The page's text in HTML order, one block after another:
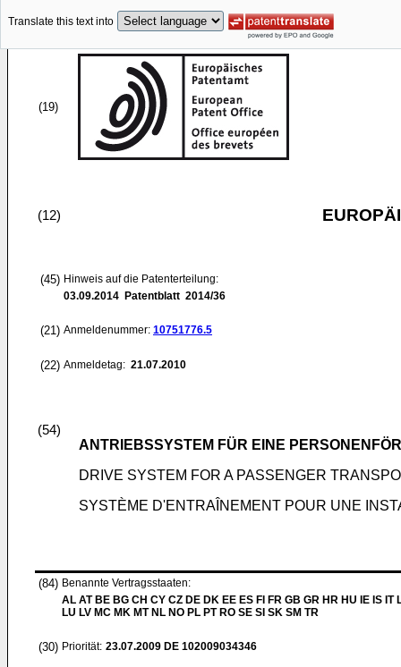
Translate this text into
(19)
(12)
(45) Hinweis auf die Patenterteilung:
03.09.2014 Patentblatt 2014/36
(21) Anmeldenummer: 10751776.5
(22) Anmeldetag: 21.07.2010
(54)
ANTRIEBSSYSTEM FÜR EINE
DRIVE SYSTEM FOR A PASSENGER
SYSTÈME D'ENTRAÎNEMENT POUR UNE
(84) Benannte Vertragsstaaten:
AL AT BE BG CH CY CZ DE DK EE ES FI FR GB GR HR HU IE IS IT
LU LV MC MK MT NL NO PL PT RO SE SI SK SM TR
(30) Priorität: 23.07.2009 DE 102009034346